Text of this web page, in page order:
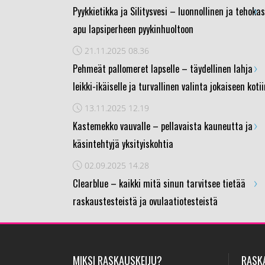
Pyykkietikka ja Silitysvesi – luonnollinen ja tehokas
apu lapsiperheen pyykinhuoltoon
›
21.11.2025 08.36
Pehmeät pallomeret lapselle – täydellinen lahja
leikki-ikäiselle ja turvallinen valinta jokaiseen
›
13.11.2025 12.19
Kastemekko vauvalle – pellavaista kauneutta ja
käsintehtyjä yksityiskohtia
›
02.09.2025 14.28
Clearblue – kaikki mitä sinun tarvitsee tietää
raskaustesteistä ja ovulaatiotesteistä
›
MIKSI RASKAUSKEIJU?